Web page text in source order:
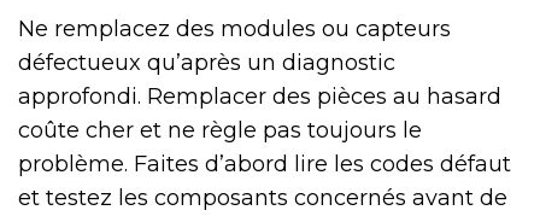
Ne remplacez des modules ou capteurs
défectueux qu’après un diagnostic
approfondi. Remplacer des pièces au hasard
coûte cher et ne règle pas toujours le
problème. Faites d’abord lire les codes défaut
et testez les composants concernés avant de